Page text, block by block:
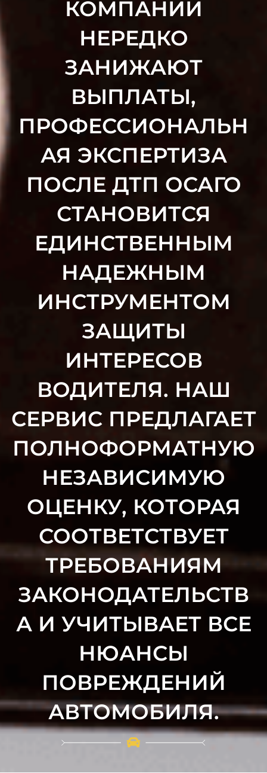
КОМПАНИИ
НЕРЕДКО
ЗАНИЖАЮТ
ВЫПЛАТЫ,
ПРОФЕССИОНАЛЬН
АЯ ЭКСПЕРТИЗА
ПОСЛЕ ДТП ОСАГО
СТАНОВИТСЯ
ЕДИНСТВЕННЫМ
НАДЕЖНЫМ
ИНСТРУМЕНТОМ
ЗАЩИТЫ
ИНТЕРЕСОВ
ВОДИТЕЛЯ. НАШ
СЕРВИС ПРЕДЛАГАЕТ
ПОЛНОФОРМАТНУЮ
НЕЗАВИСИМУЮ
ОЦЕНКУ, КОТОРАЯ
СООТВЕТСТВУЕТ
ТРЕБОВАНИЯМ
ЗАКОНОДАТЕЛЬСТВ
А И УЧИТЫВАЕТ ВСЕ
НЮАНСЫ
ПОВРЕЖДЕНИЙ
АВТОМОБИЛЯ.